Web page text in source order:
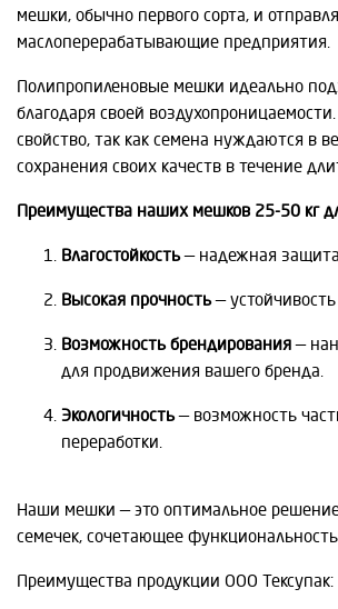
мешки, обычно первого сорта, и
маслоперерабатывающие предприятия.
Полипропиленовые мешки идеально
благодаря своей
свойство, так как семена нуждаются в
сохранения своих качеств в течение
Преимущества наших мешков 25-50 кг
Влагостойкость— надежная
Высокая прочность—
Возможность брендирования—
для продвижения вашего бренда.
Экологичность— возможность
переработки.
Наши мешки — это оптимальное
семечек, сочетающее
Преимущества продукции ООО Тексупак: